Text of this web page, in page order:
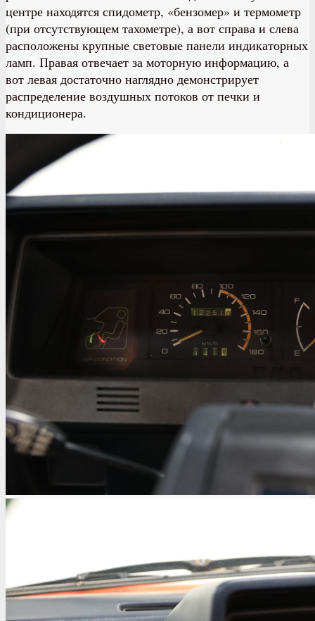
центре находятся спидометр, «бензомер» и термометр
(при отсутствующем тахометре), а вот справа и слева
расположены крупные световые панели индикаторных
ламп. Правая отвечает за моторную информацию, а
вот левая достаточно наглядно демонстрирует
распределение воздушных потоков от печки и
кондиционера.